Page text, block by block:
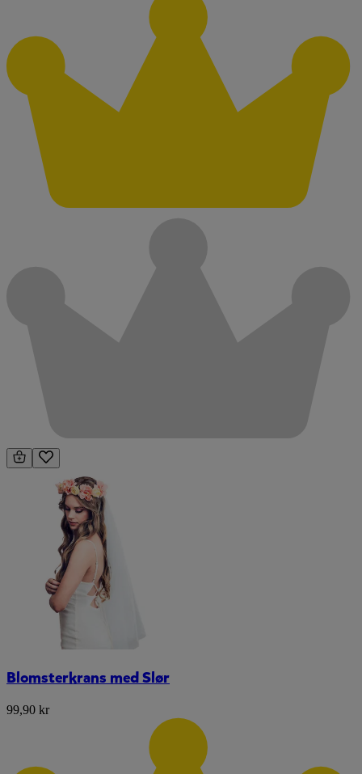
Blomsterkrans med Slør
99,90 kr